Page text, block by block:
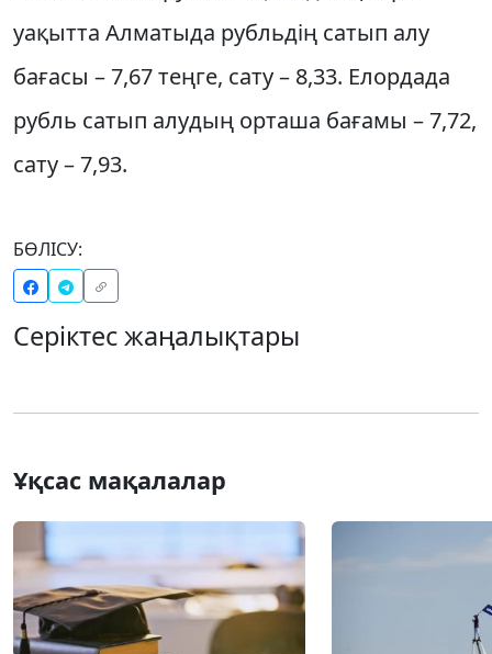
уақытта Алматыда рубльдің сатып алу
бағасы – 7,67 теңге, сату – 8,33. Елордада
рубль сатып алудың орташа бағамы – 7,72,
сату – 7,93.
БӨЛІСУ:
Серіктес жаңалықтары
Ұқсас мақалалар